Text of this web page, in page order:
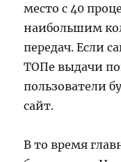
место с 40
наибольшим
передач. Если
ТОПе выдачи
пользователи
сайт.
В то время